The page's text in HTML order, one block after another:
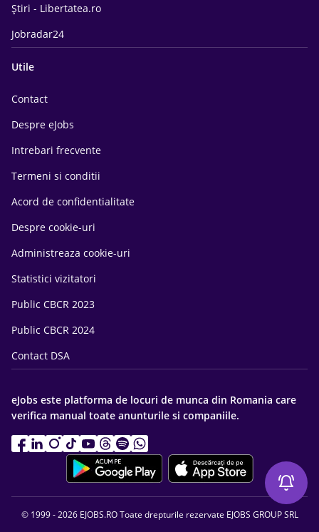
Știri - Libertatea.ro
Jobradar24
Utile
Contact
Despre eJobs
Intrebari frecvente
Termeni si conditii
Acord de confidentialitate
Despre cookie-uri
Administreaza cookie-uri
Statistici vizitatori
Public CBCR 2023
Public CBCR 2024
Contact DSA
eJobs este platforma de locuri de munca din Romania care
verifica manual toate anunturile si companiile.
© 1999 - 2026 EJOBS.RO Toate drepturile rezervate EJOBS GROUP SRL